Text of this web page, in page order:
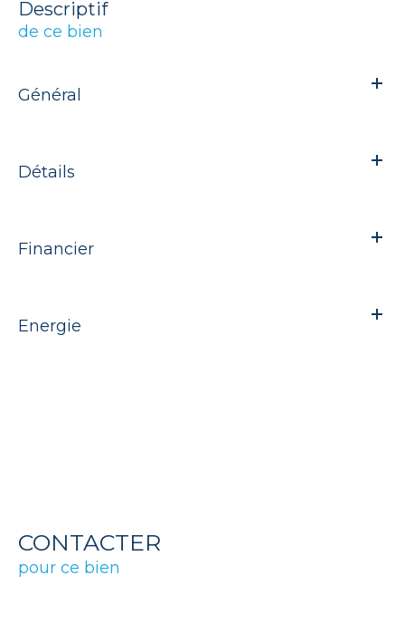
descriptif
de ce bien
Général
Détails
Financier
Energie
CONTACTER
pour ce bien